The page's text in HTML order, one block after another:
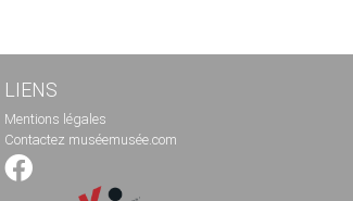
LIENS
Mentions légales
Contactez muséemusée.com